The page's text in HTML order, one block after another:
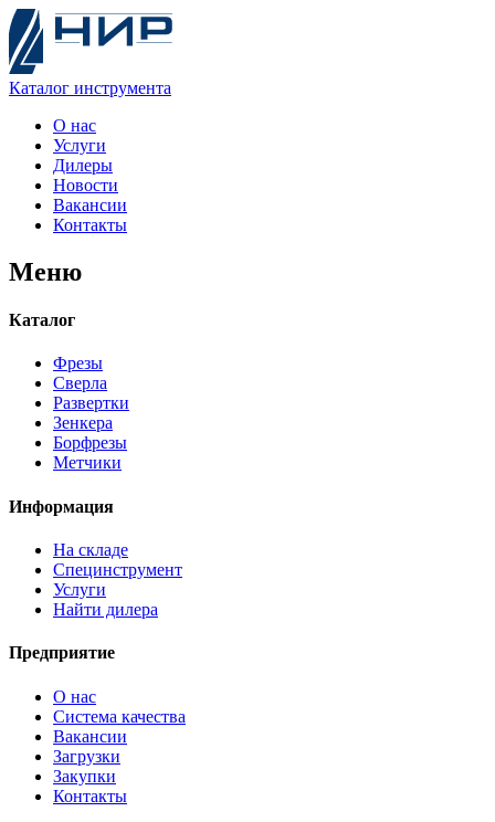
Каталог инструмента
О нас
Услуги
Дилеры
Новости
Вакансии
Контакты
Меню
Каталог
Фрезы
Сверла
Развертки
Зенкера
Борфрезы
Метчики
Информация
На складе
Специнструмент
Услуги
Найти дилера
Предприятие
О нас
Система качества
Вакансии
Загрузки
Закупки
Контакты